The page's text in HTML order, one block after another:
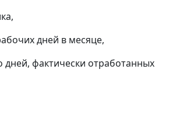
дней в месяце,
дней, фактически отработанных